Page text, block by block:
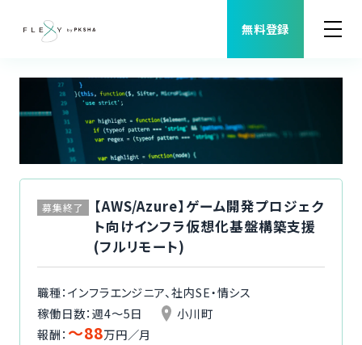
無料登録
案件検索
職種から案件を探す
よくある質問
福利厚生
ご利用者様の声
募集終了
【AWS/Azure】ゲーム開発プロジェク
ト向けインフラ仮想化基盤構築支援
(フルリモート)
職種：インフラエンジニア、社内SE・情シス
稼働日数：週4〜5日
小川町
報酬： 〜88万円／月